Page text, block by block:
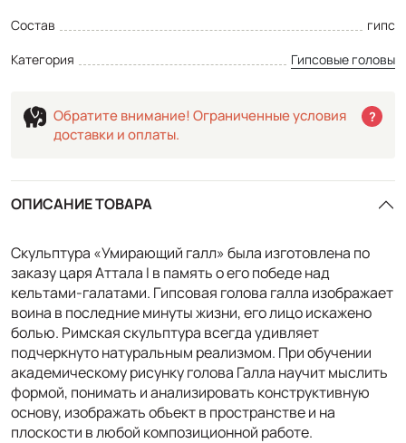
Состав
гипс
Категория
Гипсовые головы
Обратите внимание! Ограниченные условия
доставки и оплаты.
?
ОПИСАНИЕ ТОВАРА
Скульптура «Умирающий галл» была изготовлена по
заказу царя Аттала I в память о его победе над
кельтами-галатами. Гипсовая голова галла изображает
воина в последние минуты жизни, его лицо искажено
болью. Римская скульптура всегда удивляет
подчеркнуто натуральным реализмом. При обучении
академическому рисунку голова Галла научит мыслить
формой, понимать и анализировать конструктивную
основу, изображать объект в пространстве и на
плоскости в любой композиционной работе.